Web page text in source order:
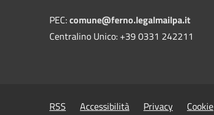
PEC:comune@ferno.legalmailpa.it
Centralino Unico: +39 0331 242211
RSS Accessibilità Privacy Cookie